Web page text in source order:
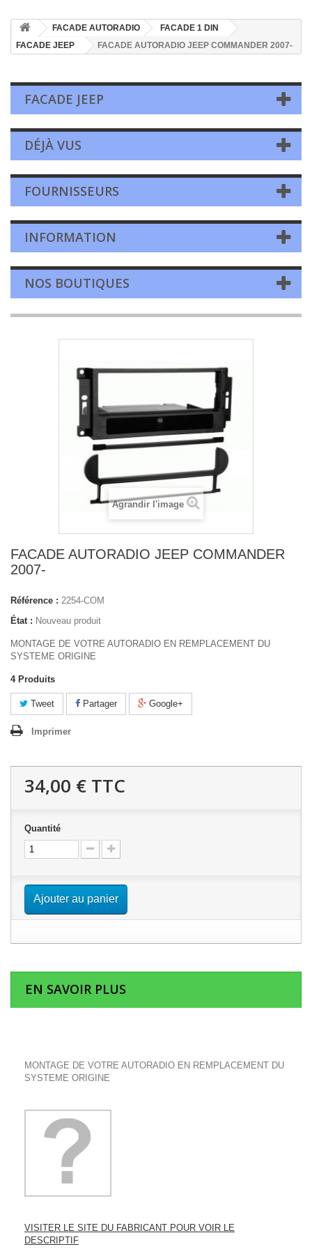
FACADE AUTORADIO
FACADE 1 DIN
FACADE JEEP
FACADE AUTORADIO JEEP COMMANDER 2007-
FACADE JEEP
DÉJÀ VUS
FOURNISSEURS
INFORMATION
NOS BOUTIQUES
Agrandir l'image
FACADE AUTORADIO JEEP COMMANDER
2007-
Référence : 2254-COM
État : Nouveau produit
MONTAGE DE VOTRE AUTORADIO EN REMPLACEMENT DU
SYSTEME ORIGINE
4 Produits
Tweet Partager Google+
Imprimer
34,00 € TTC
Quantité
Ajouter au panier
EN SAVOIR PLUS
MONTAGE DE VOTRE AUTORADIO EN REMPLACEMENT DU
SYSTEME ORIGINE
VISITER LE SITE DU FABRICANT POUR VOIR LE
DESCRIPTIF